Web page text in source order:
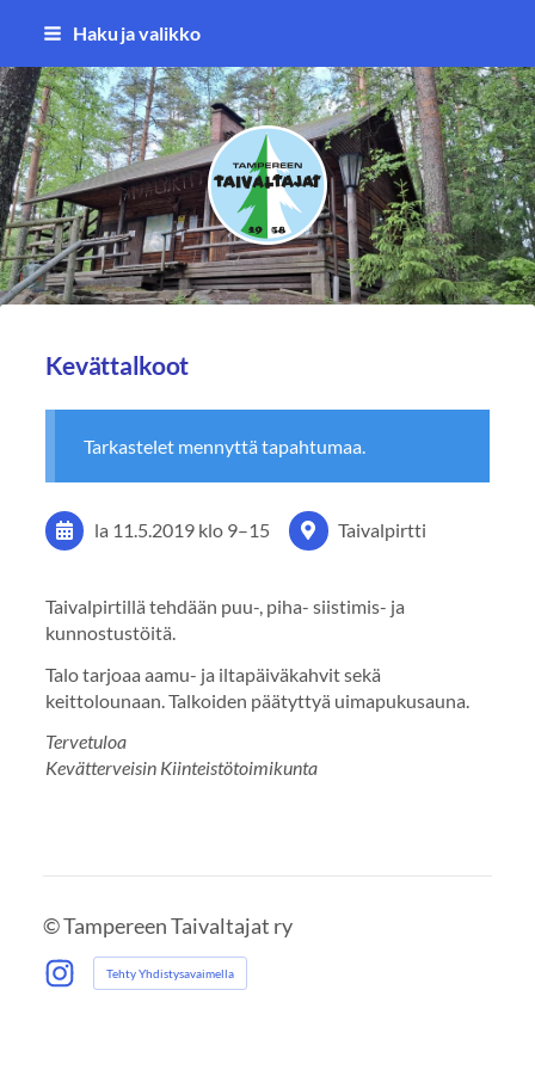
Siirry
sisältöön
Haku ja valikko
Tampereen Taivaltajat ry
Kevättalkoot
Tarkastelet mennyttä tapahtumaa.
la 11.5.2019 klo 9–15 Taivalpirtti
Taivalpirtillä tehdään puu-, piha- siistimis- ja
kunnostustöitä.
Talo tarjoaa aamu- ja iltapäiväkahvit sekä
keittolounaan. Talkoiden päätyttyä uimapukusauna.
Tervetuloa
Kevätterveisin Kiinteistötoimikunta
©Tampereen Taivaltajat ry
Instagram
Tehty Yhdistysavaimella